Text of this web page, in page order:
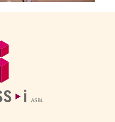
Allgemeine Informationen